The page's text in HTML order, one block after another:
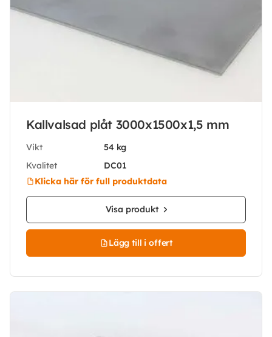
Kallvalsad plåt 3000x1500x1,5 mm
Vikt
54 kg
Kvalitet
DC01
Klicka här för full produktdata
Visa produkt
Lägg till i offert